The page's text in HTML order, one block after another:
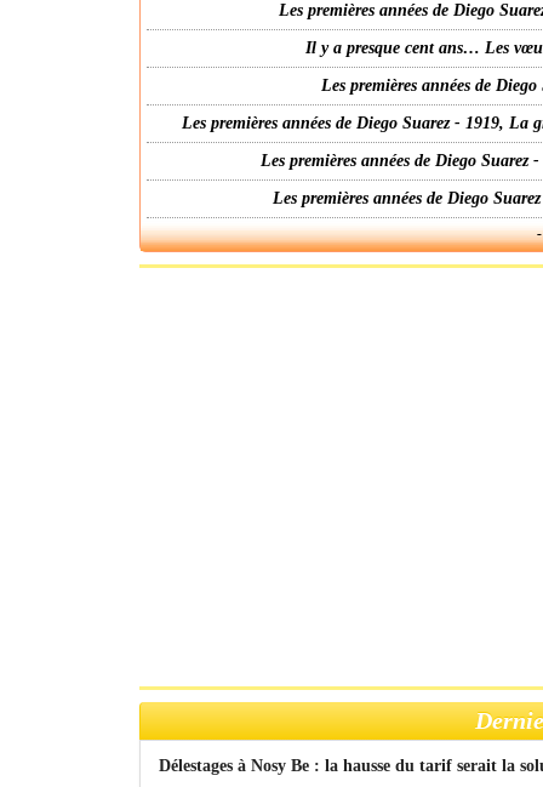
Les premières années de Diego
Il y a presque cent ans… Les
Les premières années de
Les premières années de Diego Suarez - 1919,
Les premières années de Diego
Les premières années de Diego
Délestages à Nosy Be : la hausse du tarif serait la